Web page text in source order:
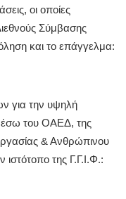
οι οποίες
Σύμβασης
και το επάγγελμα:
για την υψηλή
του ΟΑΕΔ, της
& Ανθρώπινου
ιστότοπο της Γ.Γ.Ι.Φ.: